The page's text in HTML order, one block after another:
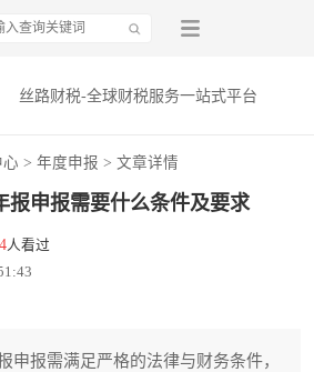
丝路财税-全球财税服务一站式平台
> 年度申报 > 文章详情
报申报需要什么条件及要求
人看过
申报需满足严格的法律与财务条件，